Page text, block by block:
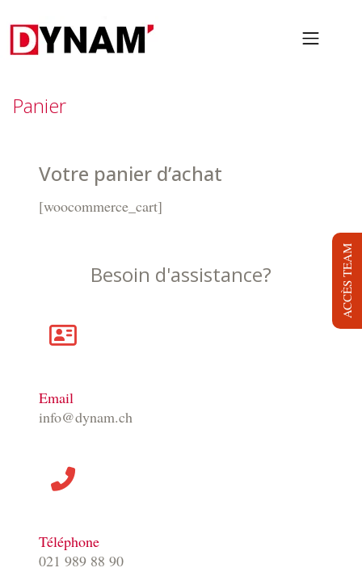
NOUS
LOCATION
JOB
Panier
Votre panier d’achat
[woocommerce_cart]
Besoin d'assistance?
Email
info@dynam.ch
Téléphone
021 989 88 90
ACCÈS TEAM